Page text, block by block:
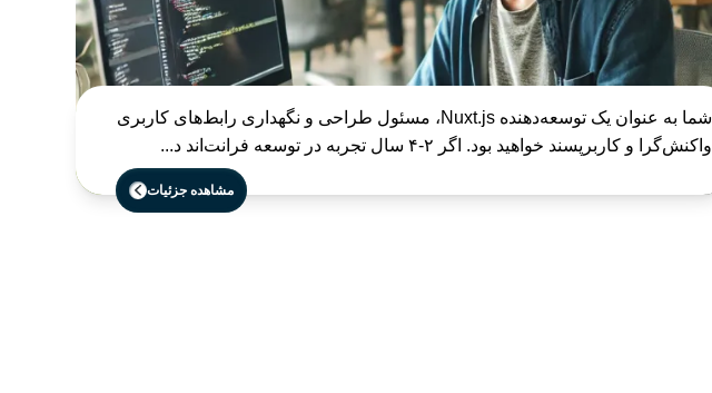
شما به عنوان یک توسعه‌دهنده Nuxt.js، مسئول طراحی و نگهداری رابط‌های کاربری
واکنش‌گرا و کاربرپسند خواهید بود. اگر ۲-۴ سال تجربه در توسعه فرانت‌اند د...
مشاهده جزئیات